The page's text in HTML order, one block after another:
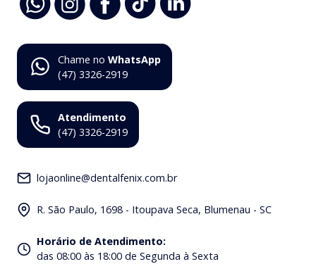
Chame no WhatsApp
(47) 3326-2919
Atendimento
(47) 3326-2919
lojaonline@dentalfenix.com.br
R. São Paulo, 1698 - Itoupava Seca, Blumenau - SC
Horário de Atendimento:
das 08:00 às 18:00 de Segunda à Sexta